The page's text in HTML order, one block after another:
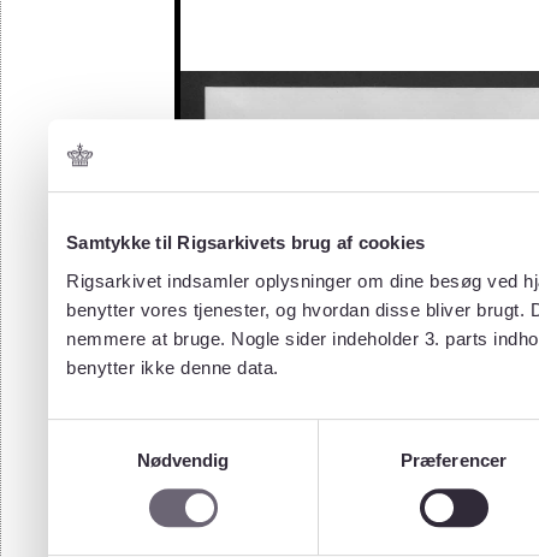
Samtykke til Rigsarkivets brug af cookies
Rigsarkivet indsamler oplysninger om dine besøg ved
benytter vores tjenester, og hvordan disse bliver
nemmere at bruge. Nogle sider indeholder 3. parts
benytter ikke denne data.
Nødvendig
Præferencer